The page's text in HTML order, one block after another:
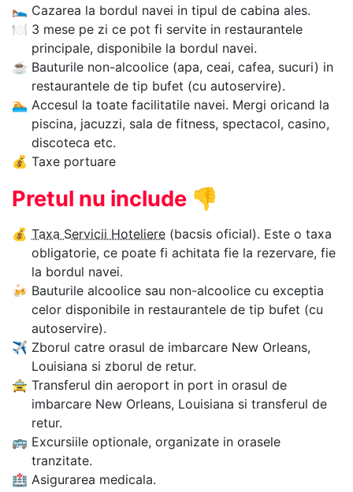
🛌 Cazarea la bordul navei in tipul de cabina ales.
🍽 3 mese pe zi ce pot fi servite in restaurantele
principale, disponibile la bordul navei.
☕ Bauturile non-alcoolice (apa, ceai, cafea, sucuri) in
restaurantele de tip bufet (cu autoservire).
🏊‍ Accesul la toate facilitatile navei. Mergi oricand la
piscina, jacuzzi, sala de fitness, spectacol, casino,
discoteca etc.
💰 Taxe portuare
Pretul nu include 👎
💰 Taxa Servicii Hoteliere (bacsis oficial). Este o taxa
obligatorie, ce poate fi achitata fie la rezervare, fie
la bordul navei.
🍻 Bauturile alcoolice sau non-alcoolice cu exceptia
celor disponibile in restaurantele de tip bufet (cu
autoservire).
✈ Zborul catre orasul de imbarcare New Orleans,
Louisiana si zborul de retur.
🚖 Transferul din aeroport in port in orasul de
imbarcare New Orleans, Louisiana si transferul de
retur.
🚌 Excursiile optionale, organizate in orasele
tranzitate.
🏥 Asigurarea medicala.